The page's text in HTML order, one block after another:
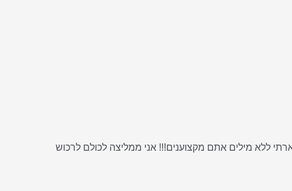
ללא מילים אתם מקצוענים!!! אני ממליצה לכולם לרכוש